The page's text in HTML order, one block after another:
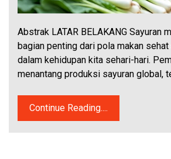
Abstrak LATAR BELAKANG Sayuran
bagian penting dari pola makan
dalam kehidupan kita sehari-hari.
menantang produksi sayuran global,
Continue Reading....